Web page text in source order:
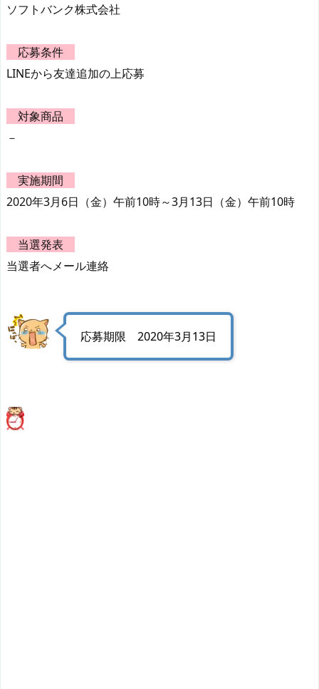
ソフトバンク株式会社
応募条件
LINEから友達追加の上応募
対象商品
－
実施期間
2020年3月6日（金）午前10時～3月13日（金）午前10時
当選発表
当選者へメール連絡
応募期限 2020年3月13日